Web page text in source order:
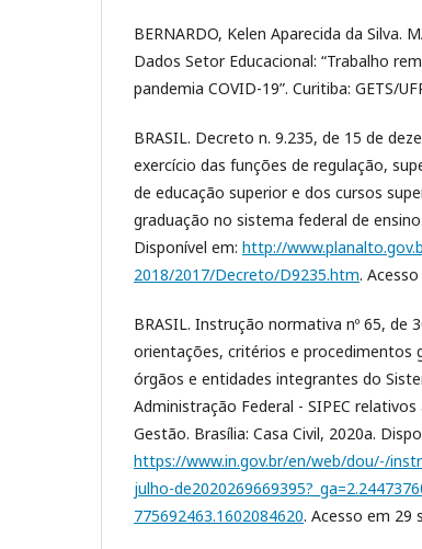
BERNARDO, Kelen Aparecida da Silva.
Dados Setor Educacional: “Trabalho
pandemia COVID-19”. Curitiba: GETS/
BRASIL. Decreto n. 9.235, de 15 de
exercício das funções de regulação,
de educação superior e dos cursos
graduação no sistema federal de
Disponível em: http://
2018/2017/Decreto/D9235.htm.
BRASIL. Instrução normativa nº 65, de
orientações, critérios e procedimentos
órgãos e entidades integrantes do
Administração Federal - SIPEC
Gestão. Brasília: Casa Civil, 2020a.
https://www.in.gov.br/en/web/dou/-/
julho-
775692463.1602084620. Acesso em 29